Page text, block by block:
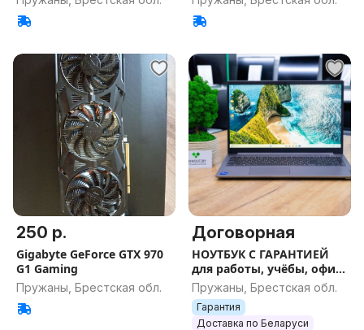
250 р.
Gigabyte GeForce GTX 970
G1 Gaming
Пружаны, Брестская обл.
Договорная
НОУТБУК С ГАРАНТИЕЙ
для работы, учёбы, офиса
и игр
Пружаны, Брестская обл.
Гарантия
Доставка по Беларуси